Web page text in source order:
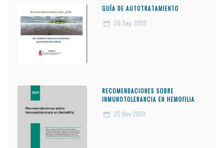
GUÍA DE AUTOTRATAMIENTO
28 Sep 2018
RECOMENDACIONES SOBRE
INMUNOTOLERANCIA EN HEMOFILIA
25 Nov 2010